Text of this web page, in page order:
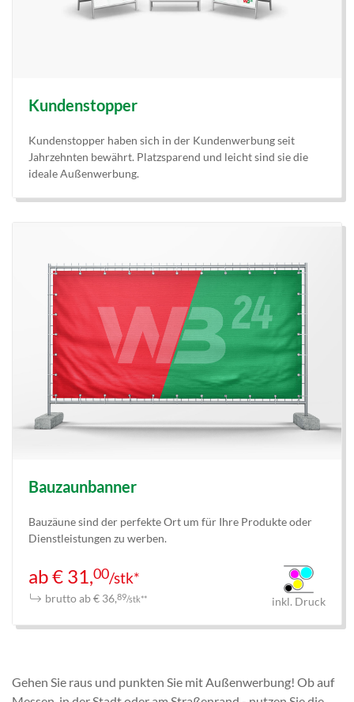
Kundenstopper
Kundenstopper haben sich in der Kundenwerbung seit
Jahrzehnten bewährt. Platzsparend und leicht sind sie die
ideale Außenwerbung.
Bauzaunbanner
Bauzäune sind der perfekte Ort um für Ihre Produkte oder
Dienstleistungen zu werben.
ab € 31,00/stk*
brutto ab € 36,89/stk** inkl. Druck
Gehen Sie raus und punkten Sie mit Außenwerbung! Ob auf